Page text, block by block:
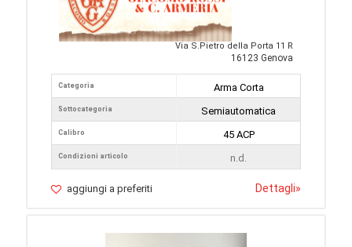
Via S.Pietro della Porta 11 R
16123 Genova
Categoria
Sottocategoria
Calibro
Condizioni articolo
Arma Corta
Semiautomatica
45 ACP
n.d.
aggiungi a preferiti Dettagli»